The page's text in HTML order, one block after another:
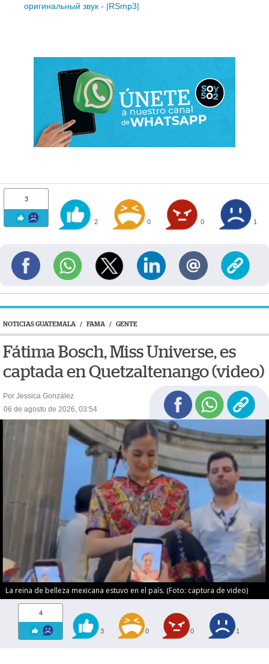
оригинальный звук - |RSmp3|
3
2 0 0 1
NOTICIAS GUATEMALA / FAMA / GENTE
Fátima Bosch, Miss Universe, es
captada en Quetzaltenango (video)
Por Jessica González
06 de agosto de 2026, 03:54
La reina de belleza mexicana estuvo en el país. (Foto: captura de video)
4
3 0 0 1